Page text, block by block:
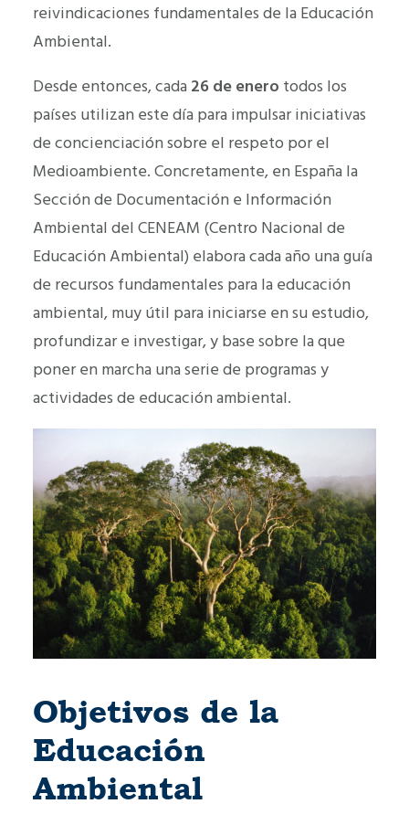
reivindicaciones fundamentales de la Educación
Ambiental.
Desde entonces, cada 26 de enero todos los
países utilizan este día para impulsar iniciativas
de concienciación sobre el respeto por el
Medioambiente. Concretamente, en España la
Sección de Documentación e Información
Ambiental del CENEAM (Centro Nacional de
Educación Ambiental) elabora cada año una guía
de recursos fundamentales para la educación
ambiental, muy útil para iniciarse en su estudio,
profundizar e investigar, y base sobre la que
poner en marcha una serie de programas y
actividades de educación ambiental.
Objetivos de la
Educación
Ambiental